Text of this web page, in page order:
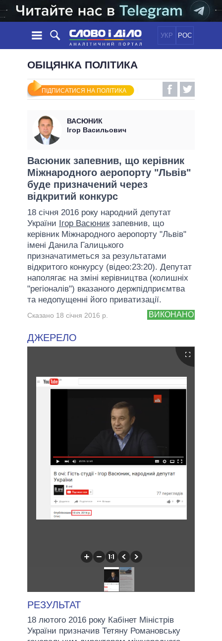
УКР РОС
НОВИНИ
СТРІЧКА
ПОДІЇ
СТАТТІ
ДУМКИ
ОГЛЯДИ
ДАЙДЖЕСТИ
ПОЛІТИКА
ЕКОНОМІКА
СВІТ
ОБIЦЯНКИ
УСІ ПОЛІТИКИ
ПРЕЗИДЕНТ І ОФІС
ВЕРХОВНА РАДА
КАБІНЕТ МІНІСТРІВ
ГОЛОВИ ОБЛАДМІНІСТРАЦІЙ
МЕРИ МІСТ
ВСІ ПЕРСОНИ
ІНФОГРАФІКА
ПІДТРИМАТИ
ПОРІВНЯННЯ ПОЛІТИКІВ
ОБІЦЯНКА ПОЛІТИКА
ПІДПИСАТИСЯ НА ПОЛІТИКА
ВАСЮНИК
Ігор Васильович
Васюник запевнив, що керівник
Міжнародного аеропорту "Львів"
буде призначений через
відкритий конкурс
18 січня 2016 року народний депутат
України Ігор Васюникзапевнив, що
керівник Міжнародного аеропорту "Львів"
імені Данила Галицького
призначатиметься за результатами
відкритого конкурсу (відео:23:20). Депутат
наполягає на зміні керівництва (колишніх
"регіоналів") вказаного держпідприємтва
та недопущенні його приватизації.
ВИКОНАНО
Сказано 18 січня 2016 р.
ДЖЕРЕЛО
РЕЗУЛЬТАТ
18 лютого 2016 року Кабінет Міністрів
України призначив Тетяну Романовську